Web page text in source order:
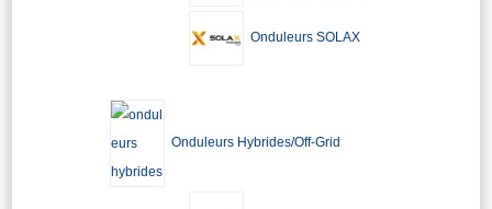
Onduleurs SOLAX
Onduleurs Hybrides/Off-Grid